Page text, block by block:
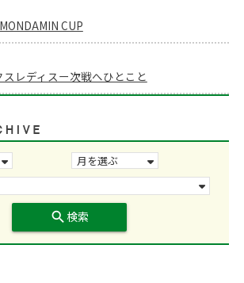
CUP
レディスー次戦へひとこと
search検索